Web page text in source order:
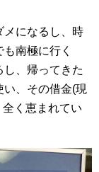
メになるし、時
南極に行く
、帰ってきた
、その借金(現
く恵まれてい